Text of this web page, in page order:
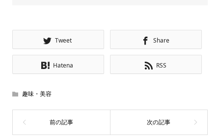
Tweet Share
Hatena RSS
趣味・美容